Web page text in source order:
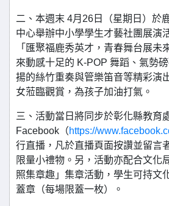
二、本週末 4月26日（星期日）於
中心舉辦中小學學生才藝社團展演
「匯聚福鹿秀英才，青春舞台展未
來動感十足的 K-POP 舞蹈、氣勢
揚的絲竹重奏與管樂笛音等精彩演
女蒞臨觀賞，為孩子加油打氣。
三、活動當日將同步於彰化縣教育
Facebook（https://
行直播，凡於直播頁面按讚並留言
限量小禮物。另，活動亦配合文化
照集章趣」集章活動，學生可持文
蓋章（每場限蓋一枚）。